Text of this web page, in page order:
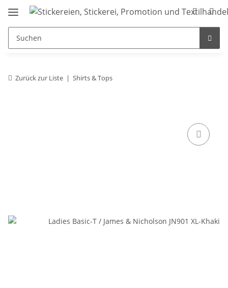
Zurück zur Liste Shirts & Tops